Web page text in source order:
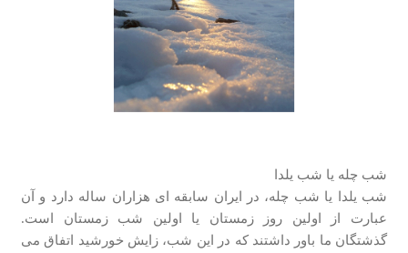
شب چله یا شب یلدا
شب یلدا یا شب چله، در ایران سابقه ای هزاران ساله دارد و آن
عبارت از اولین روز زمستان یا اولین شب زمستان است.
گذشتگان ما باور داشتند که در این شب، زایش خورشید اتفاق می